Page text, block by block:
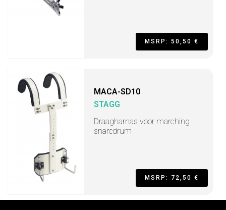
MSRP: 50,50 €
MACA-SD10
STAGG
Draagharnas voor marching
snaredrum
MSRP: 72,50 €